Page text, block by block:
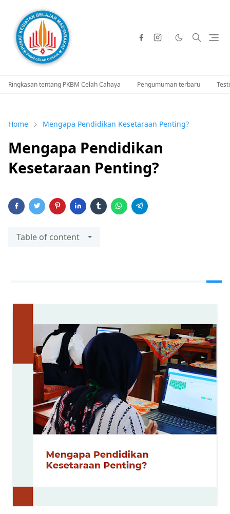
Ringkasan tentang PKBM Celah Cahaya Pengumuman terbaru
Home Mengapa Pendidikan Kesetaraan Penting?
Mengapa Pendidikan
Kesetaraan Penting?
Table of content